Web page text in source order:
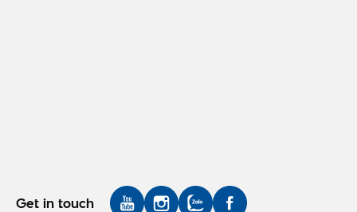
Get in touch